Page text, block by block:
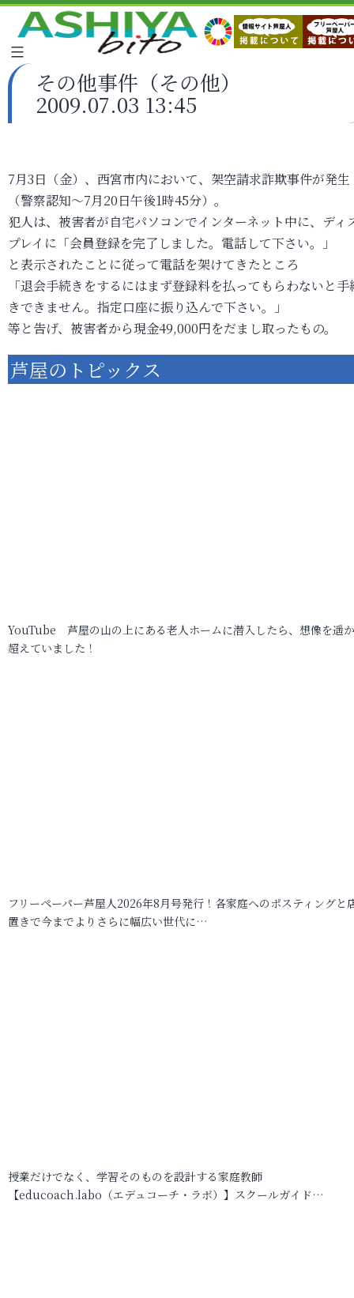
その他事件（その他）
2009.07.03 13:45
7月3日（金）、西宮市内において、架空請求詐欺事件が発生
（警察認知～7月20日午後1時45分）。
犯人は、被害者が自宅パソコンでインターネット中に、ディ
プレイに「会員登録を完了しました。電話して下さい。」
と表示されたことに従って電話を架けてきたところ
「退会手続きをするにはまず登録料を払ってもらわないと手
きできません。指定口座に振り込んで下さい。」
等と告げ、被害者から現金49,000円をだまし取ったもの。
芦屋のトピックス
YouTube 芦屋の山の上にある老人ホームに潜入したら、想像を遥
超えていました！
フリーペーパー芦屋人2026年8月号発行！各家庭へのポスティングと
置きで今までよりさらに幅広い世代に…
授業だけでなく、学習そのものを設計する家庭教師
【educoach.labo（エデュコーチ・ラボ）】スクールガイド…